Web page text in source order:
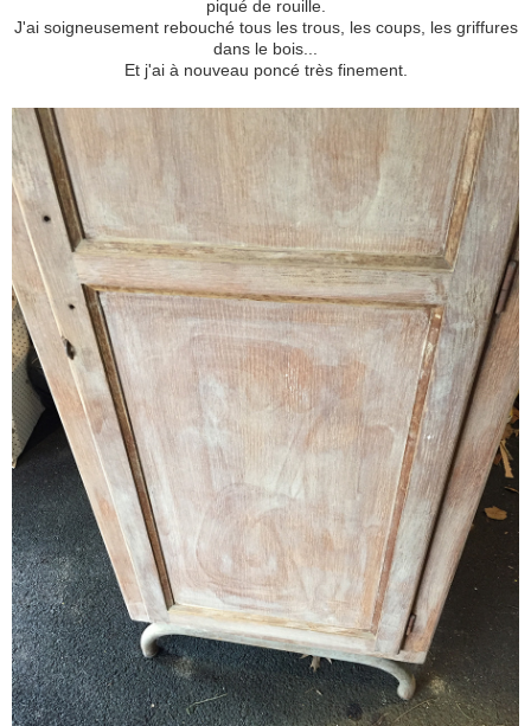
piqué de rouille.
J'ai soigneusement rebouché tous les trous, les coups, les griffures
dans le bois...
Et j'ai à nouveau poncé très finement.